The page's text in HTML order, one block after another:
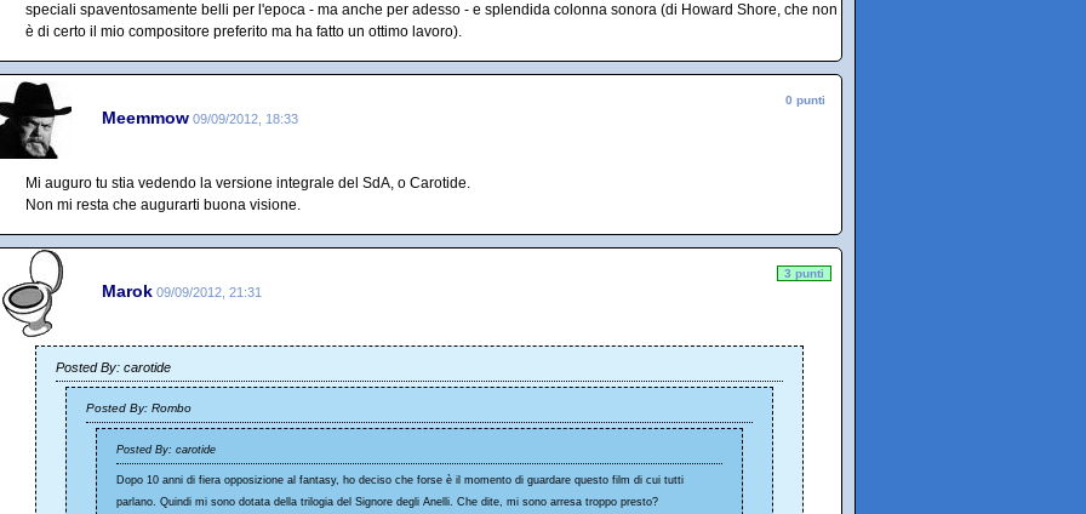
speciali spaventosamente belli per l'epoca - ma anche per adesso - e splendida colonna sonora (di Howard Shore, che non
è di certo il mio compositore preferito ma ha fatto un ottimo lavoro).
Meemmow 09/09/2012, 18:33
0 punti
Mi auguro tu stia vedendo la versione integrale del SdA, o Carotide.
Non mi resta che augurarti buona visione.
Marok 09/09/2012, 21:31
3 punti
Posted By: carotide
Posted By: Rombo
Posted By: carotide
Dopo 10 anni di fiera opposizione al fantasy, ho deciso che forse è il momento di guardare questo film di cui tutti
parlano. Quindi mi sono dotata della trilogia del Signore degli Anelli. Che dite, mi sono arresa troppo presto?